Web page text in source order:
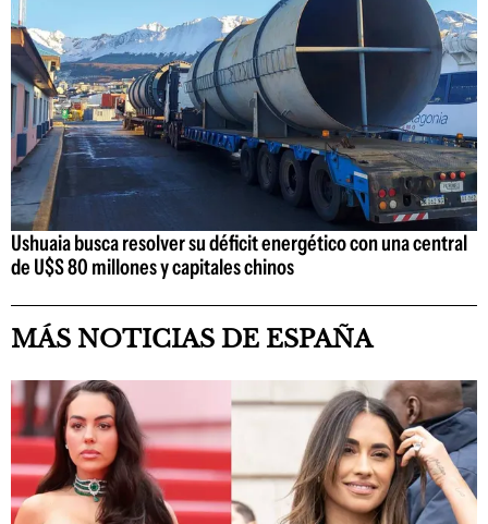
Ushuaia busca resolver su déficit energético con una central
de U$S 80 millones y capitales chinos
MÁS NOTICIAS DE ESPAÑA